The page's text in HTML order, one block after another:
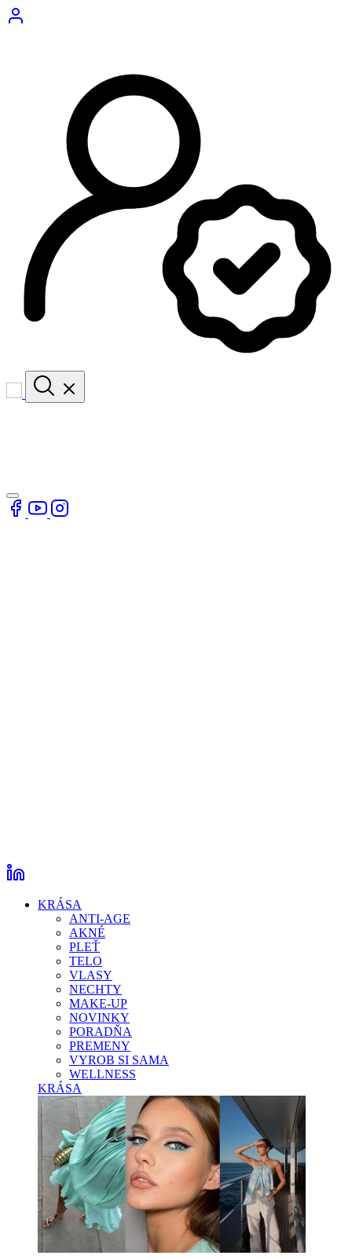
KRÁSA
ANTI-AGE
AKNÉ
PLEŤ
TELO
VLASY
NECHTY
MAKE-UP
NOVINKY
PORADŇA
PREMENY
VYROB SI SAMA
WELLNESS
KRÁSA